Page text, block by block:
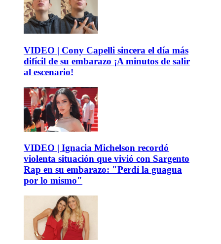
VIDEO | Cony Capelli sincera el día más
difícil de su embarazo ¡A minutos de salir
al escenario!
VIDEO | Ignacia Michelson recordó
violenta situación que vivió con Sargento
Rap en su embarazo: "Perdí la guagua
por lo mismo"